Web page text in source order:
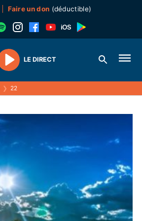
Faire un don (déductible)
Play
LE DIRECT
❯ 22